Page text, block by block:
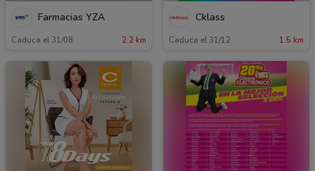
Farmacias YZA
Caduca el 31/08 2.2 km
Cklass
Caduca el 31/12 1.5 km